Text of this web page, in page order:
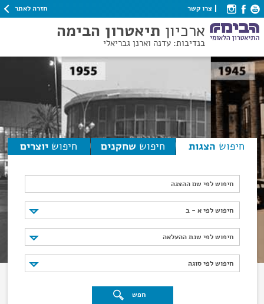
צרו קשר חזרה לאתר
ארכיון תיאטרון הבימה
בנדיבות: עדנה וארנן גבריאלי
חיפוש הצגות חיפוש שחקנים חיפוש יוצרים
חיפוש לפי שם ההצגה
חיפוש לפי א - ב
חיפוש לפי א - ב
חיפוש לפי שנת ההעלאה
חיפוש לפי שנת ההעלאה
חיפוש לפי סוגה
חיפוש לפי סוגה
חפש